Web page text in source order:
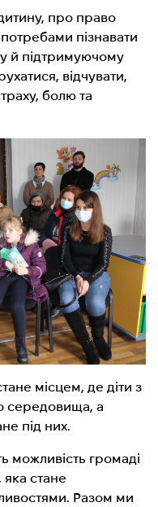
про право
пізнавати
й підтримуючому
відчувати,
болю та
місцем, де діти з
середовища, а
під них.
можливість громаді
яка стане
Разом ми